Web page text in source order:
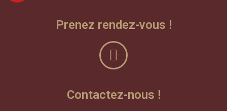
Prenez rendez-vous !
Contactez-nous !